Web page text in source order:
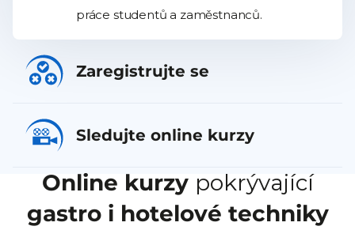
práce studentů a zaměstnanců.
Zaregistrujte se
Sledujte online kurzy
Online kurzy pokrývající
gastro i hotelové techniky